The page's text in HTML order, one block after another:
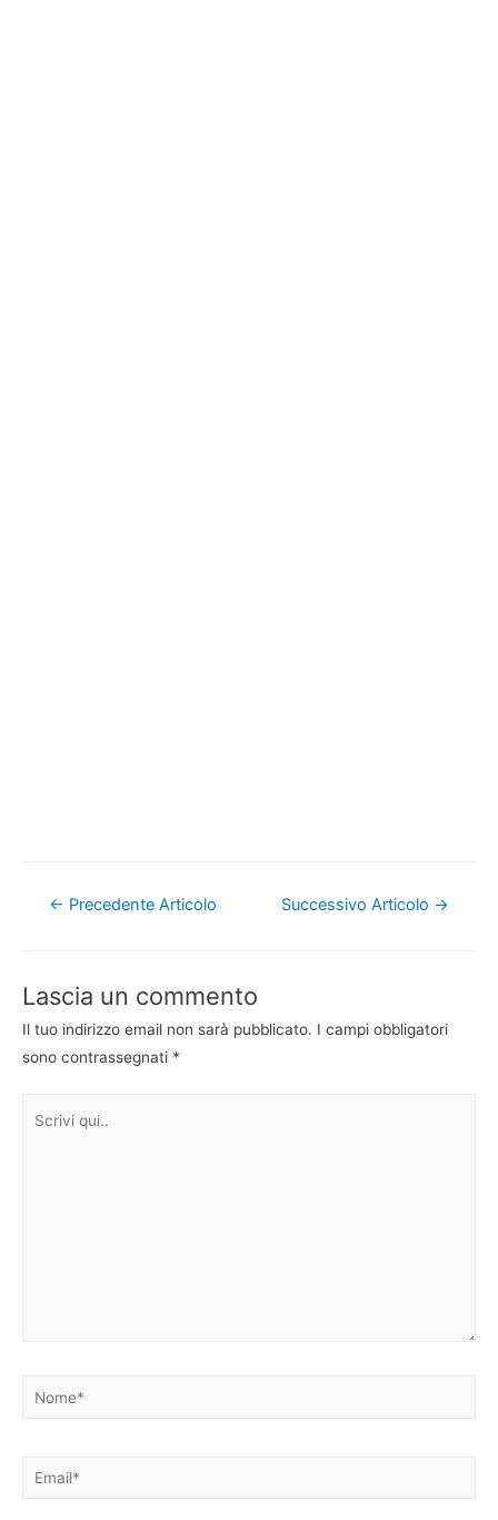
Navigazione
← Precedente Articolo Successivo Articolo →
Lascia un commento
Il tuo indirizzo email non sarà pubblicato. I campi obbligatori
sono contrassegnati *
Nome*
Email*